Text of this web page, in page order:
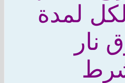
لمدة
نار